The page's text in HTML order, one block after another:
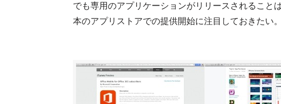
でも専用のアプリケーションがリリースされること
本のアプリストアでの提供開始に注目しておきたい。